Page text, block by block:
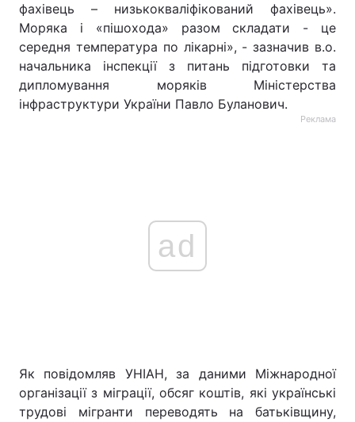
фахівець – низькокваліфікований фахівець».
Моряка і «пішохода» разом складати - це
середня температура по лікарні», - зазначив в.о.
начальника інспекції з питань підготовки та
дипломування моряків Міністерства
інфраструктури України Павло Буланович.
Реклама
ad
Як повідомляв УНІАН, за даними Міжнародної
організації з міграції, обсяг коштів, які українські
трудові мігранти переводять на батьківщину,